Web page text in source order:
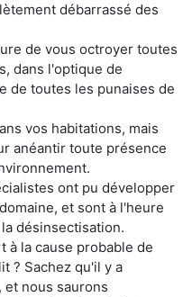
débarrassé des
de vous octroyer toutes
dans l'optique de
de toutes les punaises de
vos habitations, mais
anéantir toute présence
ont pu développer
et sont à l'heure
désinsectisation.
à la cause probable de
? Sachez qu'il y a
et nous saurons